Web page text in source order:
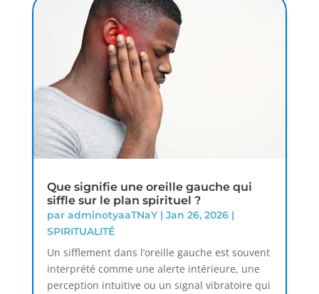
Que signifie une oreille gauche qui
siffle sur le plan spirituel ?
par adminotyaaTNaY| Jan 26, 2026|
SPIRITUALITÉ
Un sifflement dans l’oreille gauche est souvent
interprété comme une alerte intérieure, une
perception intuitive ou un signal vibratoire qui